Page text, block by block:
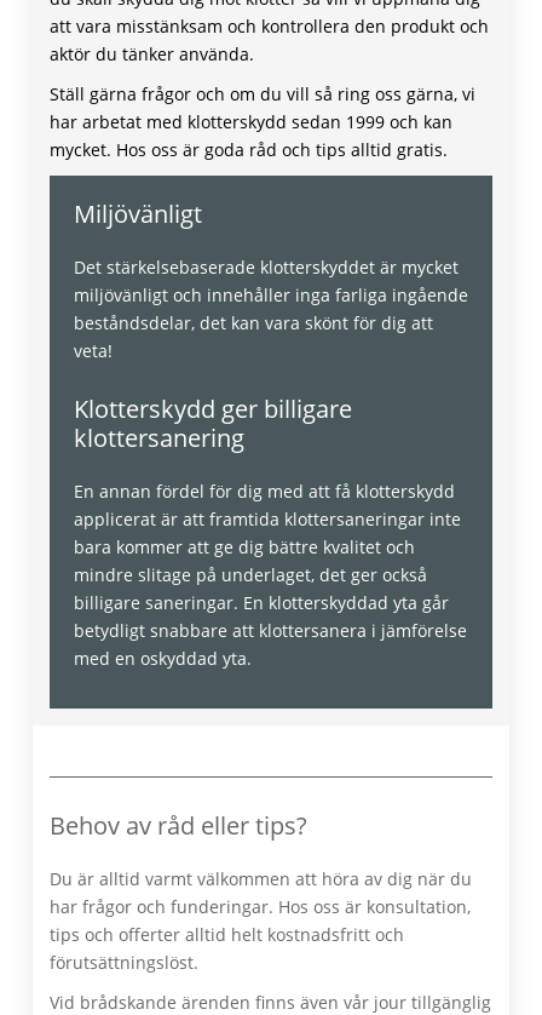
att vara misstänksam och kontrollera den produkt och
aktör du tänker använda.
Ställ gärna frågor och om du vill så ring oss gärna, vi
har arbetat med klotterskydd sedan 1999 och kan
mycket. Hos oss är goda råd och tips alltid gratis.
Miljövänligt
Det stärkelsebaserade klotterskyddet är mycket
miljövänligt och innehåller inga farliga ingående
beståndsdelar, det kan vara skönt för dig att
veta!
Klotterskydd ger billigare
klottersanering
En annan fördel för dig med att få klotterskydd
applicerat är att framtida klottersaneringar inte
bara kommer att ge dig bättre kvalitet och
mindre slitage på underlaget, det ger också
billigare saneringar. En klotterskyddad yta går
betydligt snabbare att klottersanera i jämförelse
med en oskyddad yta.
Behov av råd eller tips?
Du är alltid varmt välkommen att höra av dig när du
har frågor och funderingar. Hos oss är konsultation,
tips och offerter alltid helt kostnadsfritt och
förutsättningslöst.
Vid brådskande ärenden finns även vår jour tillgänglig